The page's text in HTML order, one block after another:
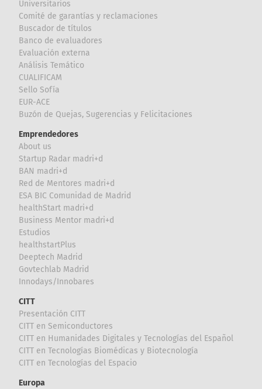
Universitarios
Comité de garantías y reclamaciones
Buscador de títulos
Banco de evaluadores
Evaluación externa
Análisis Temático
CUALIFICAM
Sello Sofía
EUR-ACE
Buzón de Quejas, Sugerencias y Felicitaciones
Emprendedores
About us
Startup Radar madri+d
BAN madri+d
Red de Mentores madri+d
ESA BIC Comunidad de Madrid
healthStart madri+d
Business Mentor madri+d
Estudios
healthstartPlus
Deeptech Madrid
Govtechlab Madrid
Innodays/Innobares
CITT
Presentación CITT
CITT en Semiconductores
CITT en Humanidades Digitales y Tecnologías del Español
CITT en Tecnologías Biomédicas y Biotecnología
CITT en Tecnologías del Espacio
Europa